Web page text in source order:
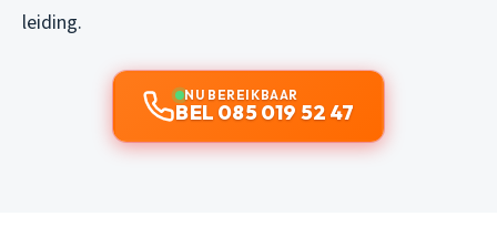
leiding.
NU BEREIKBAAR
BEL 085 019 52 47